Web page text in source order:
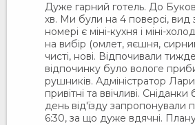
Дуже гарний готель. До
хв. Ми були на 4 поверсі, вид
номері є міні-кухня і міні-
на вибір (омлет, яєшня,
чисті, нові. Відпочивали
відпочинку було вологе
рушників. Адміністратор
привітні та ввічливі.
день від'їзду запропонували
6:30, за що дуже вдячні.